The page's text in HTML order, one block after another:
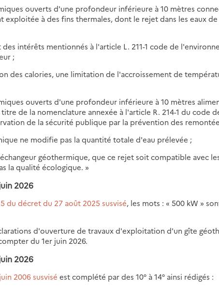
ouverts d'une profondeur inférieure à 10 mètres
exploitée à des fins thermales, dont le rejet dans les eaux
intérêts mentionnés à l'article L. 211-1 code de
;
des calories, une limitation de l'accroissement de
ouverts d'une profondeur inférieure à 10 mètres
de la nomenclature annexée à l'article R. 214-1 du code
de la sécurité publique par la prévention des
ne modifie pas la quantité totale d'eau prélevée ;
géothermique, que ce rejet soit compatible avec
la qualité écologique. »
2026
du décret du 27 août 2025 susvisé, les mots : « 500 kW »
d'ouverture de travaux d'exploitation d'un gîte
du 1er juin 2026.
2026
2006 susvisé est complété par des 10° à 14° ainsi rédigés :